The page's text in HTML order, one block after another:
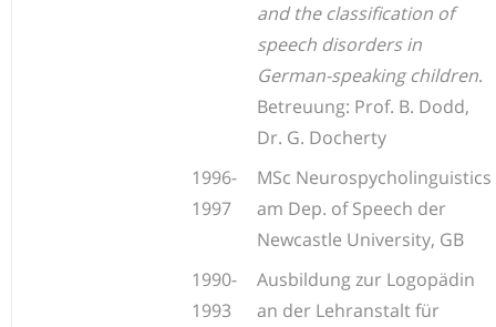
and the classification of
speech disorders in
German-speaking children.
Betreuung: Prof. B. Dodd,
Dr. G. Docherty
1996-
1997
MSc Neurospycholinguistics
am Dep. of Speech der
Newcastle University, GB
1990-
1993
Ausbildung zur Logopädin
an der Lehranstalt für